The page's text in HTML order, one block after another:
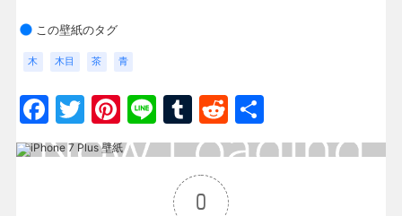
この壁紙のタグ
木 木目 茶 青
Facebook
Twitter
Pinterest
LineTumblr
Reddit
有
0